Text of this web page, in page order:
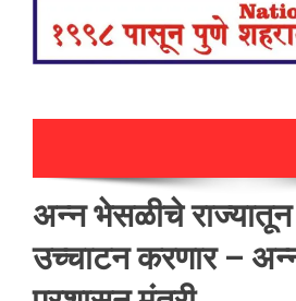
अन्न भेसळीचे
उच्चाटन करणार –